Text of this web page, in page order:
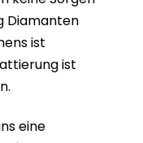
Diamanten
ist
ist
eine